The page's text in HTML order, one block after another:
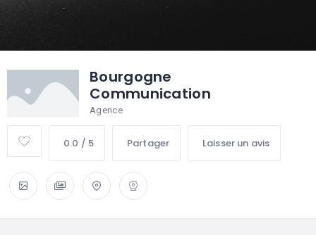
Bourgogne
Communication
Agence
0.0 / 5 Partager Laisser un avis